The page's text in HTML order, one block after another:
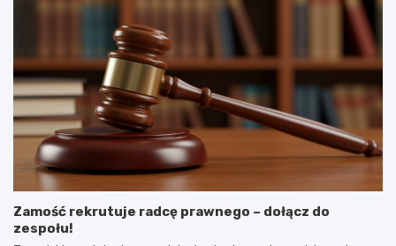
Zamość rekrutuje radcę prawnego – dołącz do
zespołu!